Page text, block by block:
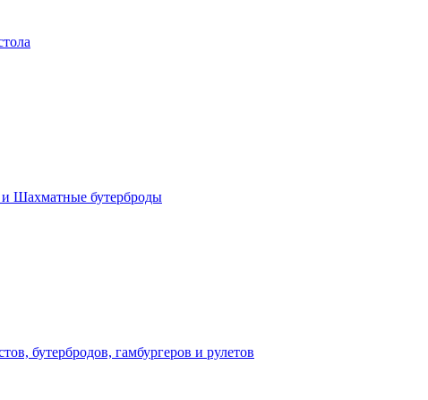
и Шахматные бутерброды
бутербродов, гамбургеров и рулетов